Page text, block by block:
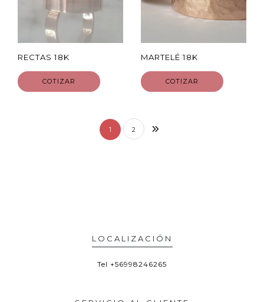
RECTAS 18K
COTIZAR
MARTELÉ 18K
COTIZAR
1 2
LOCALIZACIÓN
Tel +56998246265